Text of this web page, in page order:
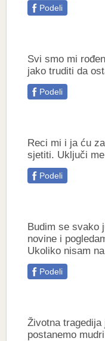
Podeli
Svi smo mi
jako truditi da
Podeli
Reci mi i ja ću
sjetiti. Uključi
Podeli
Budim se svako
novine i
Ukoliko nisam
Podeli
Životna
postanemo